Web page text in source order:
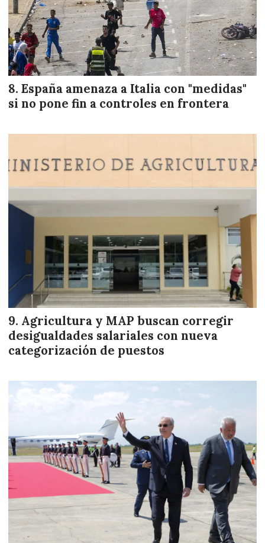
España amenaza a Italia con "medidas"
si no pone fin a controles en frontera
Agricultura y MAP buscan corregir
desigualdades salariales con nueva
categorización de puestos